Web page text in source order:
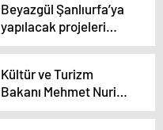
Malta Heyetini Ağırladı
Beyazgül Şanlıurfa’ya
yapılacak projeleri
paylaştı
Kültür ve Turizm
Bakanı Mehmet Nuri
Ersoy: ‘Mavi bayrağı